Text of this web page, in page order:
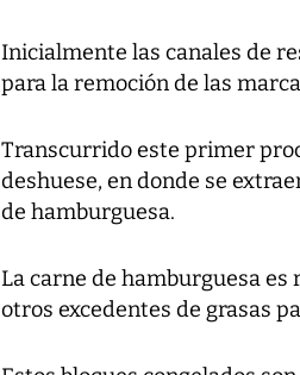
Inicialmente las canales de
para la remoción de las
Transcurrido este primer
deshuese, en donde se
de hamburguesa.
La carne de hamburguesa
otros excedentes de grasas